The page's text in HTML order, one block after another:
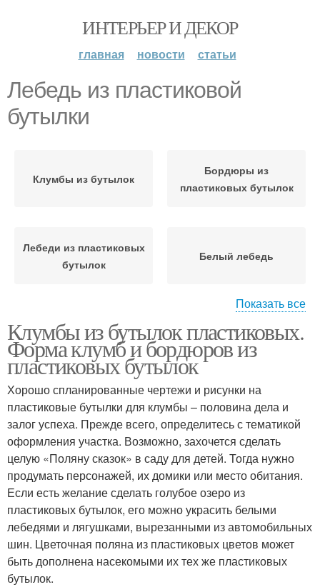
ИНТЕРЬЕР И ДЕКОР
главная новости статьи
Лебедь из пластиковой
бутылки
Клумбы из бутылок
Бордюры из
пластиковых бутылок
Лебеди из пластиковых
бутылок
Белый лебедь
Клумбы из
пластиковых бутылок
Пластиковые ёмкости
Пластиковые бутылки Клумба из бутылок
Бутылки для
ограждений
Клумба из пластиковых
бутылок
Показать все
Клумбы из бутылок пластиковых.
Форма клумб и бордюров из
пластиковых бутылок
Хорошо спланированные чертежи и рисунки на
пластиковые бутылки для клумбы – половина дела и
залог успеха. Прежде всего, определитесь с тематикой
оформления участка. Возможно, захочется сделать
целую «Поляну сказок» в саду для детей. Тогда нужно
продумать персонажей, их домики или место обитания.
Если есть желание сделать голубое озеро из
пластиковых бутылок, его можно украсить белыми
лебедями и лягушками, вырезанными из автомобильных
шин. Цветочная поляна из пластиковых цветов может
быть дополнена насекомыми их тех же пластиковых
бутылок.